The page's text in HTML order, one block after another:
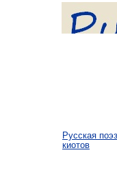
Русская
киотов